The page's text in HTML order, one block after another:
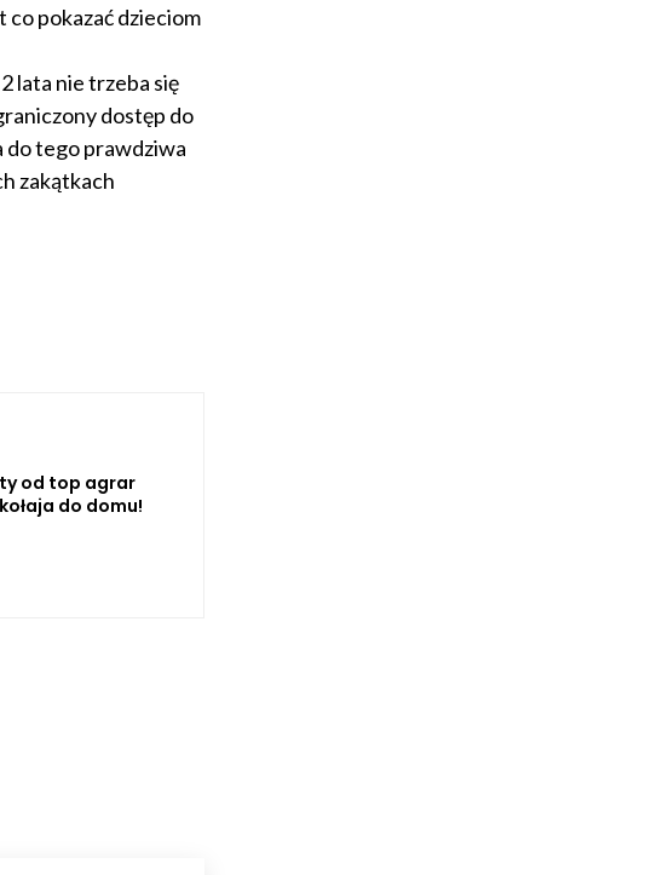
pokazać dzieciom
lata nie trzeba się
dostęp do
do tego prawdziwa
zakątkach
od top agrar
do domu!